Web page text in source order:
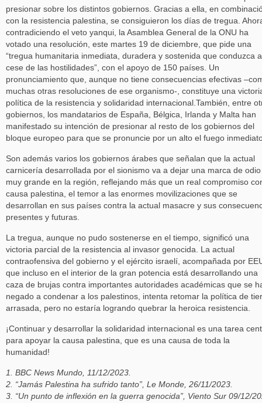
presionar sobre los distintos gobiernos. Gracias a ella, en
con la resistencia palestina, se consiguieron los días de tregua.
contradiciendo el veto yanqui, la Asamblea General de la ONU ha
votado una resolución, este martes 19 de diciembre, que pide una
“tregua humanitaria inmediata, duradera y sostenida que conduzca
cese de las hostilidades”, con el apoyo de 150 países. Un
pronunciamiento que, aunque no tiene consecuencias efectivas
muchas otras resoluciones de ese organismo-, constituye una
política de la resistencia y solidaridad internacional.También, entre
gobiernos, los mandatarios de España, Bélgica, Irlanda y Malta han
manifestado su intención de presionar al resto de los gobiernos del
bloque europeo para que se pronuncie por un alto el fuego
Son además varios los gobiernos árabes que señalan que la actual
carnicería desarrollada por el sionismo va a dejar una marca de odio
muy grande en la región, reflejando más que un real compromiso
causa palestina, el temor a las enormes movilizaciones que se
desarrollan en sus países contra la actual masacre y sus
presentes y futuras.
La tregua, aunque no pudo sostenerse en el tiempo, significó una
victoria parcial de la resistencia al invasor genocida. La actual
contraofensiva del gobierno y el ejército israelí, acompañada por
que incluso en el interior de la gran potencia está desarrollando una
caza de brujas contra importantes autoridades académicas que se
negado a condenar a los palestinos, intenta retomar la política de
arrasada, pero no estaría logrando quebrar la heroica resistencia.
¡Continuar y desarrollar la solidaridad internacional es una tarea
para apoyar la causa palestina, que es una causa de toda la
humanidad!
1. BBC News Mundo, 11/12/2023.
2. “Jamás Palestina ha sufrido tanto”, Le Monde, 26/11/2023.
3. “Un punto de inflexión en la guerra genocida”, Viento Sur 09/12/